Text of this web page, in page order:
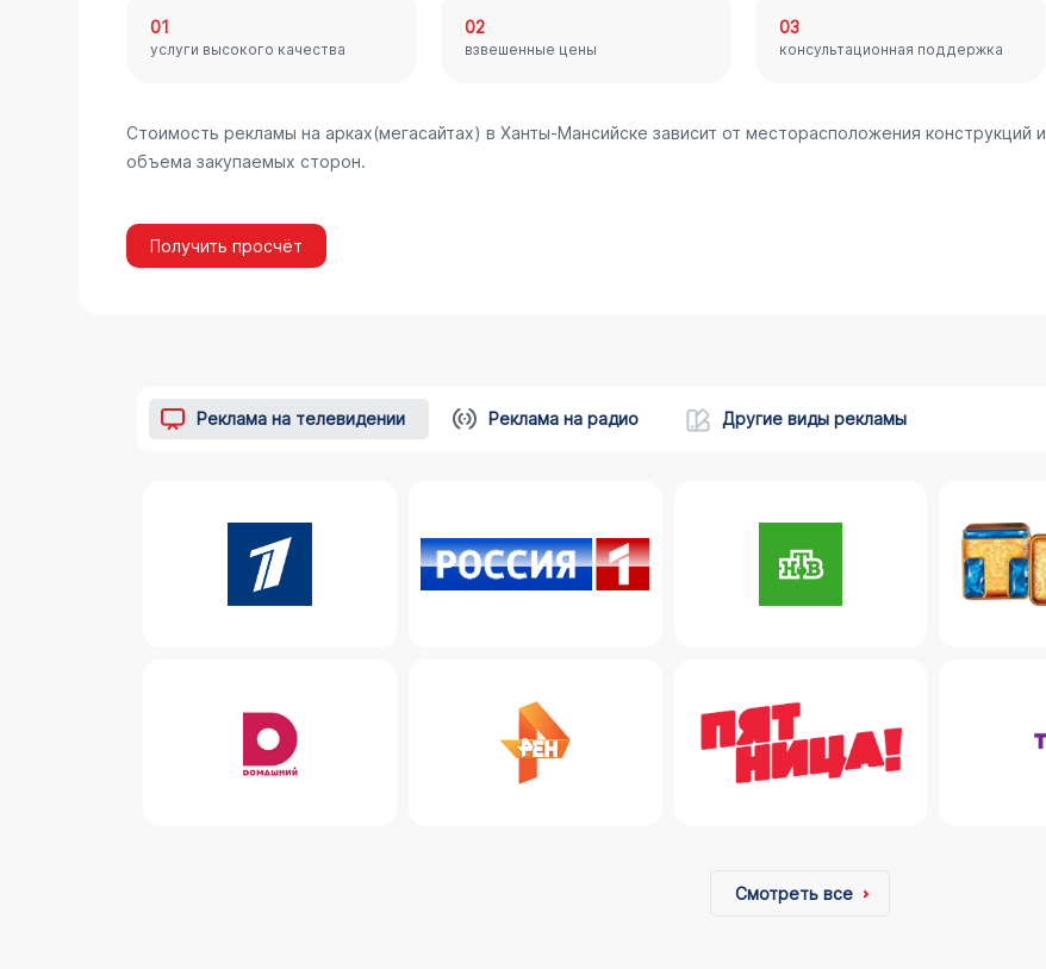
01
услуги высокого качества
02
взвешенные цены
03
консультационная поддержка
Стоимость рекламы на арках(мегасайтах) в Ханты-Мансийске зависит от месторасположения конструкций и
объема закупаемых сторон.
Получить просчёт
Реклама на телевидении Реклама на радио Другие виды рекламы
Смотреть все